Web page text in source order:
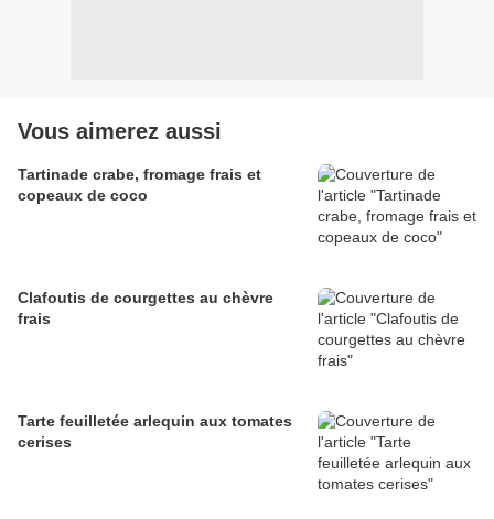
Vous aimerez aussi
Tartinade crabe, fromage frais et
copeaux de coco
Clafoutis de courgettes au chèvre
frais
Tarte feuilletée arlequin aux tomates
cerises